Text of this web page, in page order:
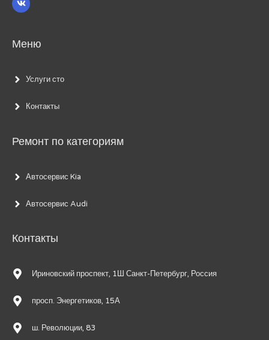
Меню
Услуги сто
Контакты
Ремонт по категориям
Автосервис Kia
Автосервис Audi
Контакты
Ириновский проспект, 1Ш Санкт-Петербург, Россия
просп. Энергетиков, 15А
ш. Революции, 83